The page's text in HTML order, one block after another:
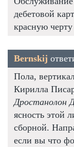
дебетовой
красную
Bernskij
Пола,
Кирилла
Дростанолон
ясность этой
сборной.
если вы что